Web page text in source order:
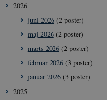
2026
juni 2026(2 poster)
maj 2026(2 poster)
marts 2026(2 poster)
februar 2026(3 poster)
januar 2026(3 poster)
2025